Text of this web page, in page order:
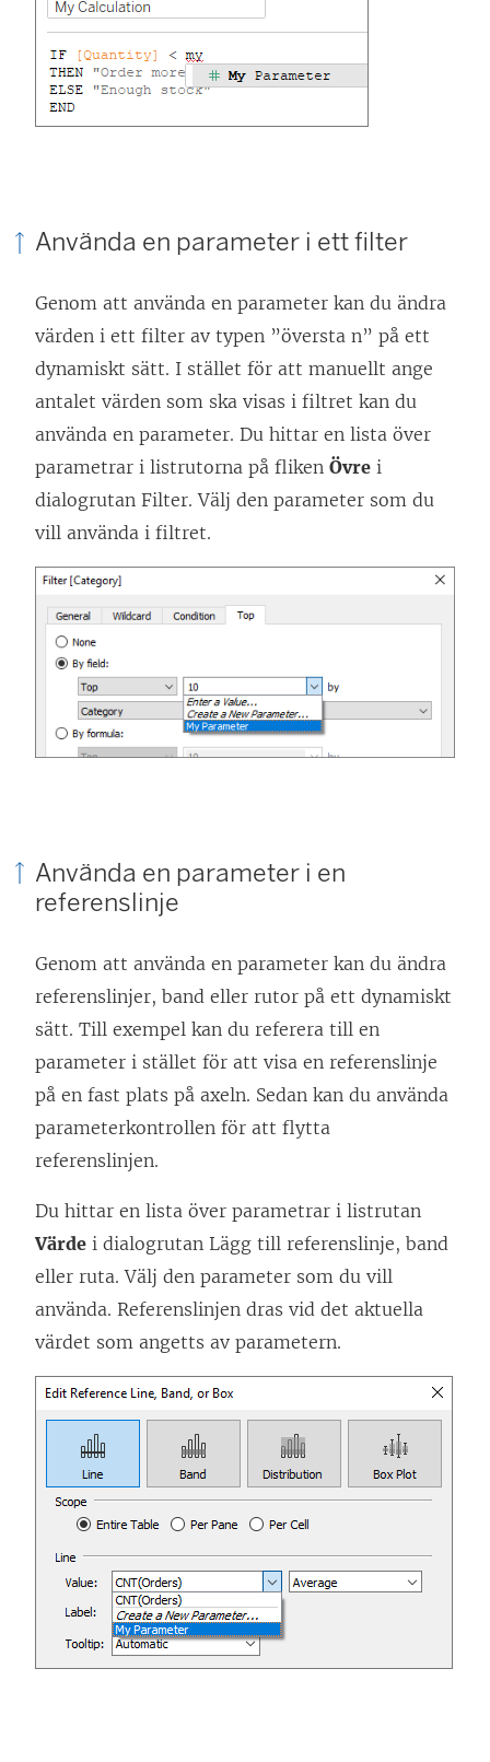
Använda en parameter i ett filter
Genom att använda en parameter kan du ändra
värden i ett filter av typen ”översta n” på ett
dynamiskt sätt. I stället för att manuellt ange
antalet värden som ska visas i filtret kan du
använda en parameter. Du hittar en lista över
parametrar i listrutorna på fliken Övre i
dialogrutan Filter. Välj den parameter som du
vill använda i filtret.
Använda en parameter i en
referenslinje
Genom att använda en parameter kan du ändra
referenslinjer, band eller rutor på ett dynamiskt
sätt. Till exempel kan du referera till en
parameter i stället för att visa en referenslinje
på en fast plats på axeln. Sedan kan du använda
parameterkontrollen för att flytta
referenslinjen.
Du hittar en lista över parametrar i listrutan
Värde i dialogrutan Lägg till referenslinje, band
eller ruta. Välj den parameter som du vill
använda. Referenslinjen dras vid det aktuella
värdet som angetts av parametern.